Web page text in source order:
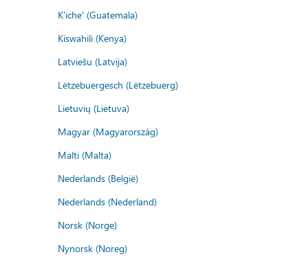
K'iche' (Guatemala)
Kiswahili (Kenya)
Latviešu (Latvija)
Lëtzebuergesch (Lëtzebuerg)
Lietuvių (Lietuva)
Magyar (Magyarország)
Malti (Malta)
Nederlands (België)
Nederlands (Nederland)
Norsk (Norge)
Nynorsk (Noreg)